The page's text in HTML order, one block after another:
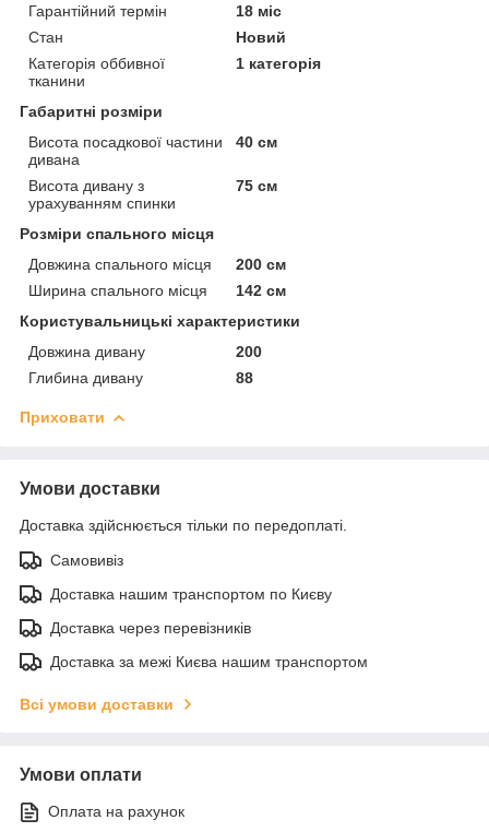
Гарантійний термін
18 міс
Стан
Новий
Категорія оббивної
тканини
1 категорія
Габаритні розміри
Висота посадкової частини
дивана
40 см
Висота дивану з
урахуванням спинки
75 см
Розміри спального місця
Довжина спального місця
200 см
Ширина спального місця
142 см
Користувальницькі характеристики
Довжина дивану
200
Глибина дивану
88
Приховати
Умови доставки
Доставка здійснюється тільки по передоплаті.
Самовивіз
Доставка нашим транспортом по Києву
Доставка через перевізників
Доставка за межі Києва нашим транспортом
Всі умови доставки
Умови оплати
Оплата на рахунок